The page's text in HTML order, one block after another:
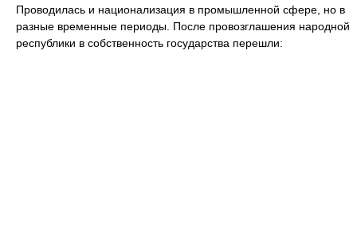
Проводилась и национализация в промышленной сфере, но в
разные временные периоды. После провозглашения народной
республики в собственность государства перешли: